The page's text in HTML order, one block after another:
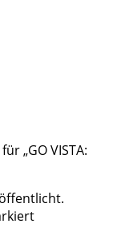
„GO VISTA: